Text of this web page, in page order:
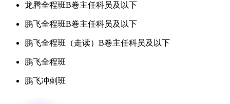
龙腾全程班B卷主任科员及以下
鹏飞全程班B卷主任科员及以下
鹏飞全程班（走读）B卷主任科员及以下
鹏飞全程班
鹏飞冲刺班